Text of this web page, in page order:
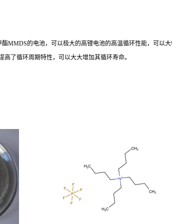
的电池，可以极大的高锂电池的高温循环性能，可以
了循环周期特性，可以大大增加其循环寿命。